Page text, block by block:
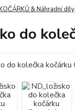
& Náhradní díly
do